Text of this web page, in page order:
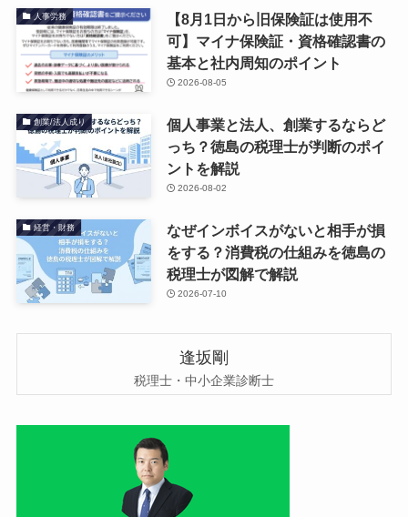
人事労務
【8月1日から旧保険証は使用不
可】マイナ保険証・資格確認書の
基本と社内周知のポイント
2026-08-05
創業/法人成り
個人事業と法人、創業するならど
っち？徳島の税理士が判断のポイ
ントを解説
2026-08-02
経営・財務
なぜインボイスがないと相手が損
をする？消費税の仕組みを徳島の
税理士が図解で解説
2026-07-10
逢坂剛
税理士・中小企業診断士